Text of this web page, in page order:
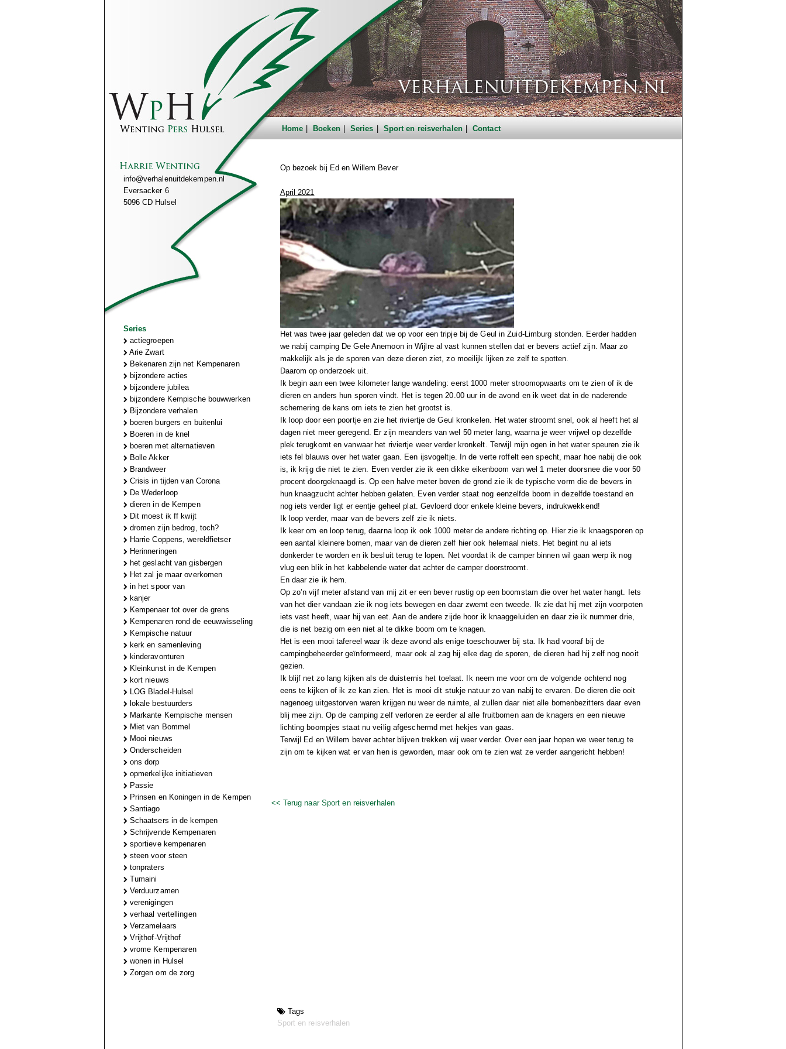
Home Boeken Series Sport en reisverhalen Contact
info@verhalenuitdekempen.nl
Eversacker 6
5096 CD Hulsel
Series
actiegroepen
Arie Zwart
Bekenaren zijn net Kempenaren
bijzondere acties
bijzondere jubilea
bijzondere Kempische bouwwerken
Bijzondere verhalen
boeren burgers en buitenlui
Boeren in de knel
boeren met alternatieven
Bolle Akker
Brandweer
Crisis in tijden van Corona
De Wederloop
dieren in de Kempen
Dit moest ik ff kwijt
dromen zijn bedrog, toch?
Harrie Coppens, wereldfietser
Herinneringen
het geslacht van gisbergen
Het zal je maar overkomen
in het spoor van
kanjer
Kempenaer tot over de grens
Kempenaren rond de eeuwwisseling
Kempische natuur
kerk en samenleving
kinderavonturen
Kleinkunst in de Kempen
kort nieuws
LOG Bladel-Hulsel
lokale bestuurders
Markante Kempische mensen
Miet van Bommel
Mooi nieuws
Onderscheiden
ons dorp
opmerkelijke initiatieven
Passie
Prinsen en Koningen in de Kempen
Santiago
Schaatsers in de kempen
Schrijvende Kempenaren
sportieve kempenaren
steen voor steen
tonpraters
Tumaini
Verduurzamen
verenigingen
verhaal vertellingen
Verzamelaars
Vrijthof-Vrijthof
vrome Kempenaren
wonen in Hulsel
Zorgen om de zorg
Op bezoek bij Ed en Willem Bever
April 2021
Het was twee jaar geleden dat we op voor een tripje bij de Geul in Zuid-Limburg stonden. Eerder hadden
we nabij camping De Gele Anemoon in Wijlre al vast kunnen stellen dat er bevers actief zijn. Maar zo
makkelijk als je de sporen van deze dieren ziet, zo moeilijk lijken ze zelf te spotten.
Daarom op onderzoek uit.
Ik begin aan een twee kilometer lange wandeling: eerst 1000 meter stroomopwaarts om te zien of ik de
dieren en anders hun sporen vindt. Het is tegen 20.00 uur in de avond en ik weet dat in de naderende
schemering de kans om iets te zien het grootst is.
Ik loop door een poortje en zie het riviertje de Geul kronkelen. Het water stroomt snel, ook al heeft het al
dagen niet meer geregend. Er zijn meanders van wel 50 meter lang, waarna je weer vrijwel op dezelfde
plek terugkomt en vanwaar het riviertje weer verder kronkelt. Terwijl mijn ogen in het water speuren zie ik
iets fel blauws over het water gaan. Een ijsvogeltje. In de verte roffelt een specht, maar hoe nabij die ook
is, ik krijg die niet te zien. Even verder zie ik een dikke eikenboom van wel 1 meter doorsnee die voor 50
procent doorgeknaagd is. Op een halve meter boven de grond zie ik de typische vorm die de bevers in
hun knaagzucht achter hebben gelaten. Even verder staat nog eenzelfde boom in dezelfde toestand en
nog iets verder ligt er eentje geheel plat. Gevloerd door enkele kleine bevers, indrukwekkend!
Ik loop verder, maar van de bevers zelf zie ik niets.
Ik keer om en loop terug, daarna loop ik ook 1000 meter de andere richting op. Hier zie ik knaagsporen op
een aantal kleinere bomen, maar van de dieren zelf hier ook helemaal niets. Het begint nu al iets
donkerder te worden en ik besluit terug te lopen. Net voordat ik de camper binnen wil gaan werp ik nog
vlug een blik in het kabbelende water dat achter de camper doorstroomt.
En daar zie ik hem.
Op zo’n vijf meter afstand van mij zit er een bever rustig op een boomstam die over het water hangt. Iets
van het dier vandaan zie ik nog iets bewegen en daar zwemt een tweede. Ik zie dat hij met zijn voorpoten
iets vast heeft, waar hij van eet. Aan de andere zijde hoor ik knaaggeluiden en daar zie ik nummer drie,
die is net bezig om een niet al te dikke boom om te knagen.
Het is een mooi tafereel waar ik deze avond als enige toeschouwer bij sta. Ik had vooraf bij de
campingbeheerder geïnformeerd, maar ook al zag hij elke dag de sporen, de dieren had hij zelf nog nooit
gezien.
Ik blijf net zo lang kijken als de duisternis het toelaat. Ik neem me voor om de volgende ochtend nog
eens te kijken of ik ze kan zien. Het is mooi dit stukje natuur zo van nabij te ervaren. De dieren die ooit
nagenoeg uitgestorven waren krijgen nu weer de ruimte, al zullen daar niet alle bomenbezitters daar even
blij mee zijn. Op de camping zelf verloren ze eerder al alle fruitbomen aan de knagers en een nieuwe
lichting boompjes staat nu veilig afgeschermd met hekjes van gaas.
Terwijl Ed en Willem bever achter blijven trekken wij weer verder. Over een jaar hopen we weer terug te
zijn om te kijken wat er van hen is geworden, maar ook om te zien wat ze verder aangericht hebben!
<< Terug naar Sport en reisverhalen
Tags
Sport en reisverhalen